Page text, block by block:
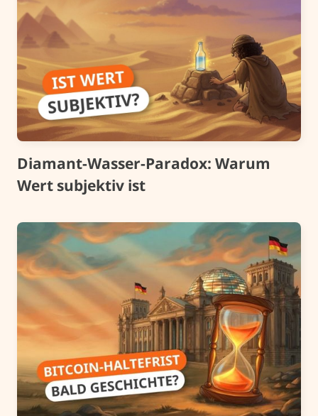
Diamant-Wasser-Paradox: Warum
Wert subjektiv ist